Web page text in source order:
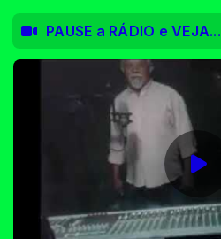
PAUSE a RÁDIO e VEJA...